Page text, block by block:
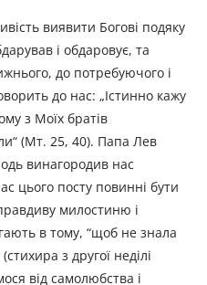
виявити Богові подяку
і обдаровує, та
до потребуючого і
до нас: „Істинно кажу
з Моїх братів
(Мт. 25, 40). Папа Лев
винагородив нас
цього посту повинні бути
милостиню і
в тому, “щоб не знала
з другої неділі
від самолюбства і